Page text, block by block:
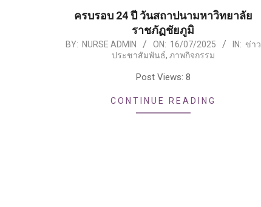
ครบรอบ 24 ปี วันสถาปนามหาวิทยาลัย
ราชภัฏชัยภูมิ
2025-
BY: NURSE ADMIN ON: 16/07/2025 IN: ข่าว
ประชาสัมพันธ์, ภาพกิจกรรม
Post Views: 8
CONTINUE READING